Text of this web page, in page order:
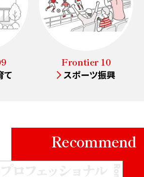
て
Frontier 10
スポーツ振興
Recommend